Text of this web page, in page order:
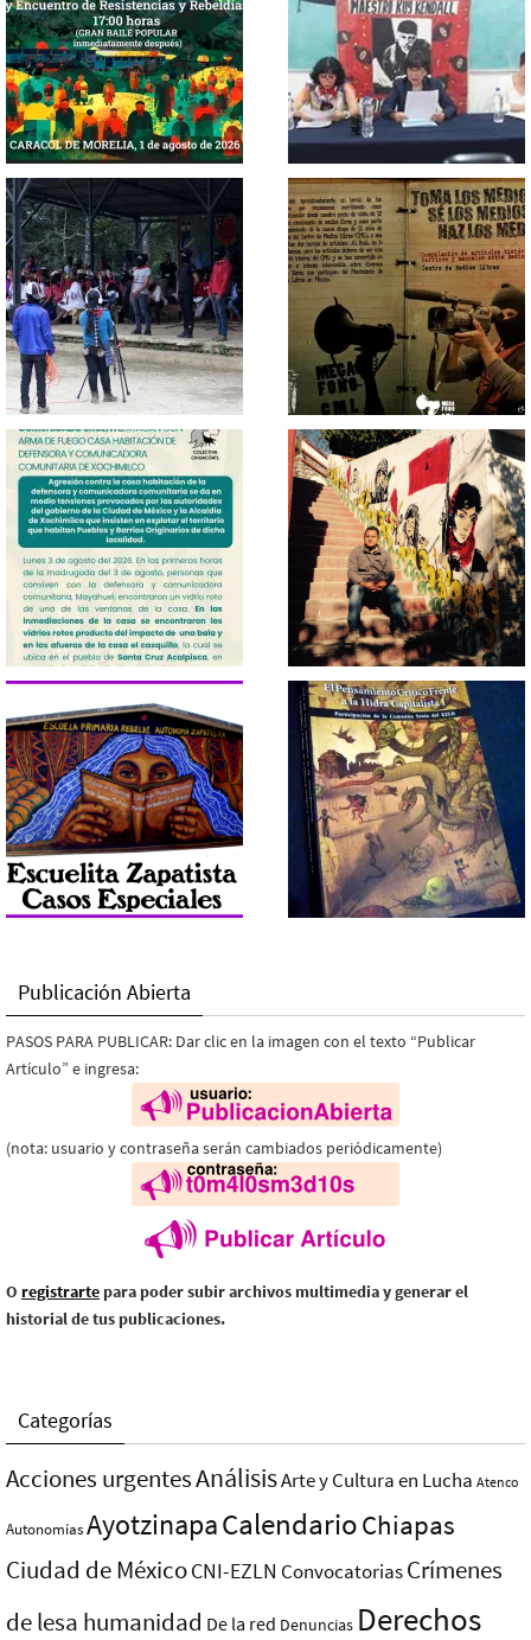
Publicación Abierta
PASOS PARA PUBLICAR: Dar clic en la imagen con el texto “Publicar
Artículo” e ingresa:
(nota: usuario y contraseña serán cambiados periódicamente)
O registrarte para poder subir archivos multimedia y generar el
historial de tus publicaciones.
Categorías
Acciones urgentesAnálisisArte y Cultura en Lucha Atenco
AutonomíasAyotzinapaCalendarioChiapas
Ciudad de MéxicoCNI-EZLN ConvocatoriasCrímenes
de lesa humanidad De la red Denuncias Derechos